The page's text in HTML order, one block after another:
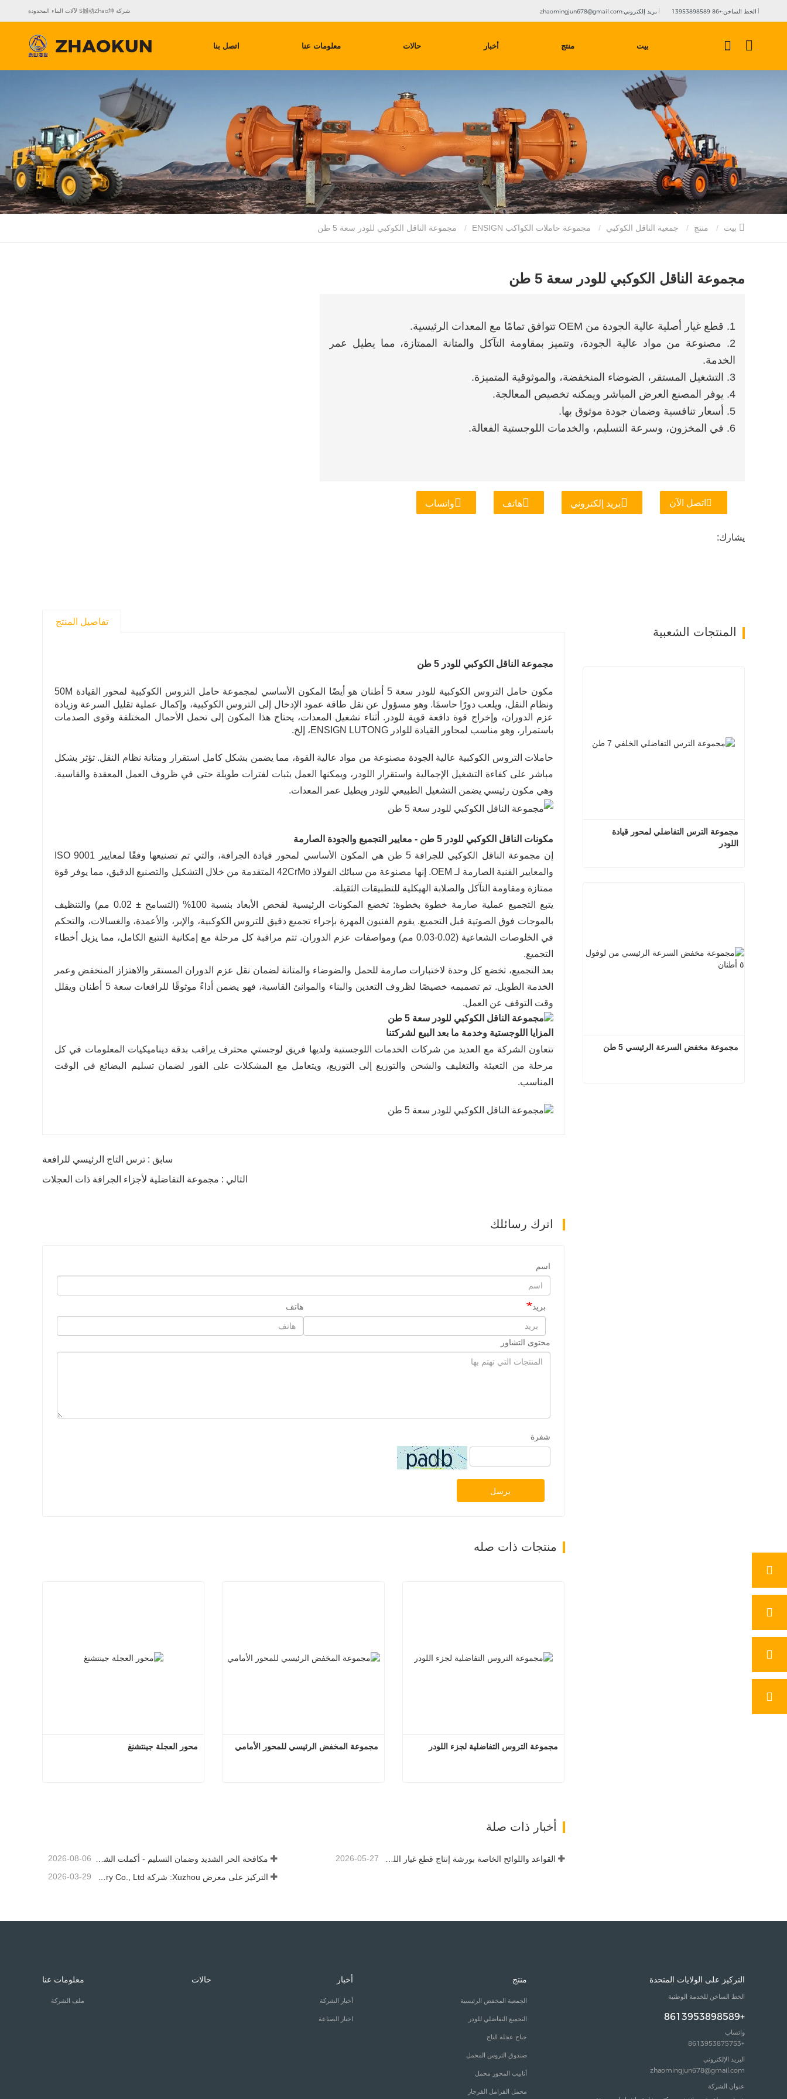
شركة S撼动Zhao坤 لآلات البناء المحدودة الخط الساخن:+86 13953898589 بريد إلكتروني:zhaomingjun678@gmail.com
بيت منتج أخبار حالات معلومات عنا اتصل بنا
منتج جمعية الناقل الكوكبي مجموعة حاملات الكواكب ENSIGN
مجموعة الناقل الكوكبي للودر سعة 5 طن
1. قطع غيار أصلية عالية الجودة من OEM تتوافق تمامًا مع المعدات الرئيسية.
2. مصنوعة من مواد عالية الجودة، وتتميز بمقاومة التآكل والمتانة الممتازة، مما يطيل عمر
الخدمة.
3. التشغيل المستقر، الضوضاء المنخفضة، والموثوقية المتميزة.
4. يوفر المصنع العرض المباشر ويمكنه تخصيص المعالجة.
5. أسعار تنافسية وضمان جودة موثوق بها.
6. في المخزون، وسرعة التسليم، والخدمات اللوجستية الفعالة.
اتصل الآن بريد إلكتروني هاتف واتساب
يشارك:
تفاصيل المنتج
مجموعة الناقل الكوكبي للودر 5 طن
مكون حامل التروس الكوكبية للودر سعة 5 أطنان هو أيضًا المكون الأساسي لمجموعة حامل التروس الكوكبية لمحور القيادة 50M
ونظام النقل، ويلعب دورًا حاسمًا. وهو مسؤول عن نقل طاقة عمود الإدخال إلى التروس الكوكبية، وإكمال عملية تقليل السرعة وزيادة
عزم الدوران، وإخراج قوة دافعة قوية للودر. أثناء تشغيل المعدات، يحتاج هذا المكون إلى تحمل الأحمال المختلفة وقوى الصدمات
باستمرار، وهو مناسب لمحاور القيادة للوادر ENSIGN LUTONG، إلخ.
حاملات التروس الكوكبية عالية الجودة مصنوعة من مواد عالية القوة، مما يضمن بشكل كامل استقرار ومتانة نظام النقل. تؤثر بشكل
مباشر على كفاءة التشغيل الإجمالية واستقرار اللودر، ويمكنها العمل بثبات لفترات طويلة حتى في ظروف العمل المعقدة والقاسية.
وهي مكون رئيسي يضمن التشغيل الطبيعي للودر ويطيل عمر المعدات.
مكونات الناقل الكوكبي للودر 5 طن - معايير التجميع والجودة الصارمة
إن مجموعة الناقل الكوكبي للجرافة 5 طن هي المكون الأساسي لمحور قيادة الجرافة، والتي تم تصنيعها وفقًا لمعايير ISO 9001
والمعايير الفنية الصارمة لـ OEM. إنها مصنوعة من سبائك الفولاذ 42CrMo المتقدمة من خلال التشكيل والتصنيع الدقيق، مما يوفر قوة
ممتازة ومقاومة التآكل والصلابة الهيكلية للتطبيقات الثقيلة.
يتبع التجميع عملية صارمة خطوة بخطوة: تخضع المكونات الرئيسية لفحص الأبعاد بنسبة 100% (التسامح ± 0.02 مم) والتنظيف
بالموجات فوق الصوتية قبل التجميع. يقوم الفنيون المهرة بإجراء تجميع دقيق للتروس الكوكبية، والإبر، والأعمدة، والغسالات، والتحكم
في الخلوصات الشعاعية (0.02-0.03 مم) ومواصفات عزم الدوران. تتم مراقبة كل مرحلة مع إمكانية التتبع الكامل، مما يزيل أخطاء
التجميع.
بعد التجميع، تخضع كل وحدة لاختبارات صارمة للحمل والضوضاء والمتانة لضمان نقل عزم الدوران المستقر والاهتزاز المنخفض وعمر
الخدمة الطويل. تم تصميمه خصيصًا لظروف التعدين والبناء والموانئ القاسية، فهو يضمن أداءً موثوقًا للرافعات سعة 5 أطنان ويقلل
وقت التوقف عن العمل.
المزايا اللوجستية وخدمة ما بعد البيع لشركتنا
تتعاون الشركة مع العديد من شركات الخدمات اللوجستية ولديها فريق لوجستي محترف يراقب بدقة ديناميكيات المعلومات في كل
مرحلة من التعبئة والتغليف والشحن والتوزيع إلى التوزيع، ويتعامل مع المشكلات على الفور لضمان تسليم البضائع في الوقت
المناسب.
سابق : ترس التاج الرئيسي للرافعة
التالي : مجموعة التفاضلية لأجزاء الجرافة ذات العجلات
اترك رسائلك
اسم
بريد هاتف
محتوى التشاور
شفرة
يرسل
منتجات ذات صله
محور العجلة جينتشنغ مجموعة المخفض الرئيسي للمحور الأمامي مجموعة التروس التفاضلية لجزء اللودر
أخبار ذات صلة
2026-08-06 2026-05-27
التركيز على معرض Xuzhou: شركة Shandong Zhaokun Engineering Machinery Co., Ltd. تفسر القوة الجديدة لأجزاء اللودر من خلال "ميزة المصدر" 2026-03-29
المنتجات الشعبية
اللودر
مجموعة مخفض السرعة الرئيسي 5 طن
منتج
الجمعية المخفض الرئيسية
التجميع التفاضلي للودر
جناح عجلة التاج
صندوق التروس المحمل
أنابيب المحور محمل
محمل الفرامل الفرجار
أخبار
أخبار الشركة
اخبار الصناعة
حالات معلومات عنا
ملف الشركة
التركيز على الولايات المتحدة
الخط الساخن للخدمة الوطنية
+8613953898589
واتساب
+8613953875753
البريد الإلكتروني
zhaomingjun678@gmail.com
عنوان الشركة